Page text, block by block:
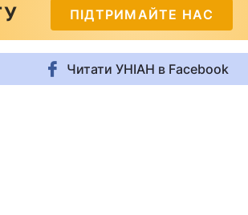
ПІДТРИМАЙТЕ НАС
Читати УНІАН в Facebook